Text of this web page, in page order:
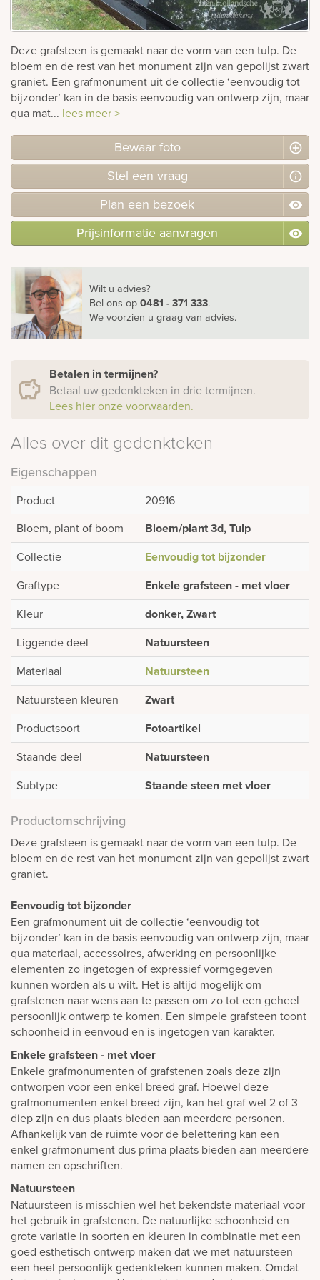
Bekijk
ook:
Deze grafsteen is gemaakt naar de vorm van een tulp. De
bloem en de rest van het monument zijn van gepolijst zwart
graniet. Een grafmonument uit de collectie ‘eenvoudig tot
bijzonder’ kan in de basis eenvoudig van ontwerp zijn, maar
qua mat... lees meer >
Bewaar foto
Stel een vraag
Plan een bezoek
Prijsinformatie aanvragen
Wilt u advies?
Bel ons op0481 - 371 333.
We voorzien u graag van advies.
Betalen in termijnen?
Betaal uw gedenkteken in drie termijnen.
Lees hier onze voorwaarden.
Alles over dit gedenkteken
Eigenschappen
Product
20916
Bloem, plant of boom
Bloem/plant 3d, Tulp
Collectie Eenvoudig tot bijzonder
Graftype Enkele grafsteen - met vloer
Kleur donker, Zwart
Liggende deel Natuursteen
Materiaal Natuursteen
Natuursteen kleuren Zwart
Productsoort Fotoartikel
Staande deel Natuursteen
Subtype Staande steen met vloer
Productomschrijving
Deze grafsteen is gemaakt naar de vorm van een tulp. De
bloem en de rest van het monument zijn van gepolijst zwart
graniet.
Eenvoudig tot bijzonder
Een grafmonument uit de collectie ‘eenvoudig tot
bijzonder’ kan in de basis eenvoudig van ontwerp zijn, maar
qua materiaal, accessoires, afwerking en persoonlijke
elementen zo ingetogen of expressief vormgegeven
kunnen worden als u wilt. Het is altijd mogelijk om
grafstenen naar wens aan te passen om zo tot een geheel
persoonlijk ontwerp te komen. Een simpele grafsteen toont
schoonheid in eenvoud en is ingetogen van karakter.
Enkele grafsteen - met vloer
Enkele grafmonumenten of grafstenen zoals deze zijn
ontworpen voor een enkel breed graf. Hoewel deze
grafmonumenten enkel breed zijn, kan het graf wel 2 of 3
diep zijn en dus plaats bieden aan meerdere personen.
Afhankelijk van de ruimte voor de belettering kan een
enkel grafmonument dus prima plaats bieden aan meerdere
namen en opschriften.
Natuursteen
Natuursteen is misschien wel het bekendste materiaal voor
het gebruik in grafstenen. De natuurlijke schoonheid en
grote variatie in soorten en kleuren in combinatie met een
goed esthetisch ontwerp maken dat we met natuursteen
een heel persoonlijk gedenkteken kunnen maken. Omdat